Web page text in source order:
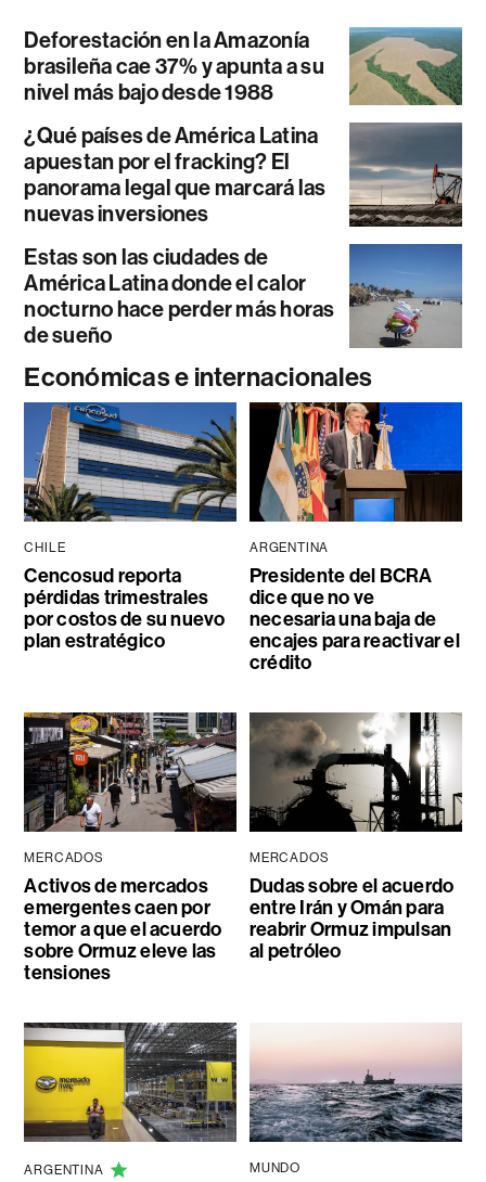
Deforestación en la Amazonía
brasileña cae 37% y apunta a su
nivel más bajo desde 1988
¿Qué países de América Latina
apuestan por el fracking? El
panorama legal que marcará las
nuevas inversiones
Estas son las ciudades de
América Latina donde el calor
nocturno hace perder más horas
de sueño
Económicas e internacionales
CHILE
Cencosud reporta
pérdidas trimestrales
por costos de su nuevo
plan estratégico
ARGENTINA
Presidente del BCRA
dice que no ve
necesaria una baja de
encajes para reactivar el
crédito
MERCADOS
Activos de mercados
emergentes caen por
temor a que el acuerdo
sobre Ormuz eleve las
tensiones
MERCADOS
Dudas sobre el acuerdo
entre Irán y Omán para
reabrir Ormuz impulsan
al petróleo
ARGENTINA MUNDO